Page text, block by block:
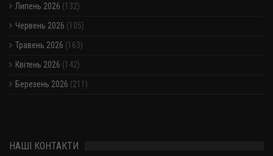
Липень 2026 (132)
Червень 2026 (105)
Травень 2026 (163)
Квітень 2026 (142)
Березень 2026 (211)
НАШІ КОНТАКТИ